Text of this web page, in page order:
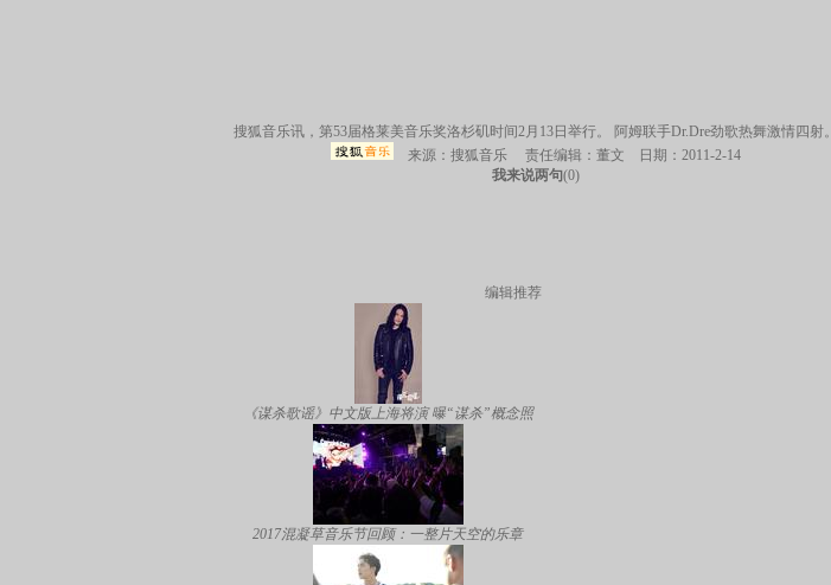
搜狐音乐讯，第53届格莱美音乐奖洛杉矶时间2月13日举行。 阿姆联手Dr.Dre劲歌热舞激情四射。
来源： 搜狐音乐 责任编辑：董文 日期：2011-2-14
我来说两句(0)
编辑推荐
《谋杀歌谣》中文版上海将演 曝“谋杀”概念照
2017混凝草音乐节回顾：一整片天空的乐章